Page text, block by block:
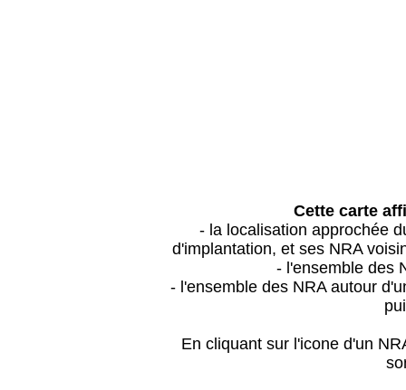
Cette carte
- la localisation approchée
d'implantation, et ses NRA
- l'ensemble des
- l'ensemble des NRA autour
En cliquant sur l'icone d'un